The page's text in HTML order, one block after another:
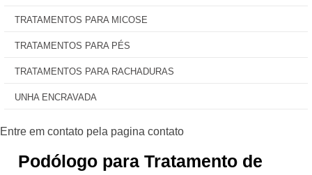
TRATAMENTOS PARA MICOSE
TRATAMENTOS PARA PÉS
TRATAMENTOS PARA RACHADURAS
UNHA ENCRAVADA
Podólogo para Tratamento de